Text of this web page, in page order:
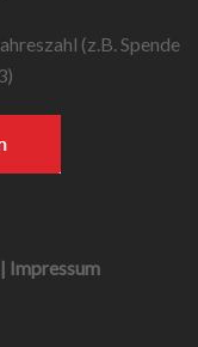
(z.B. Spende
Impressum